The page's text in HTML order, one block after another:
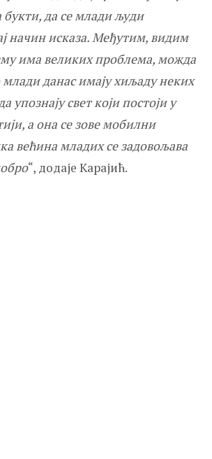
букти, да се млади људи
начин исказа. Међутим, видим
има великих проблема, можда
млади данас имају хиљаду неких
упознају свет који постоји у
а она се зове мобилни
већина младих се задовољава
“, додаје Карајић.